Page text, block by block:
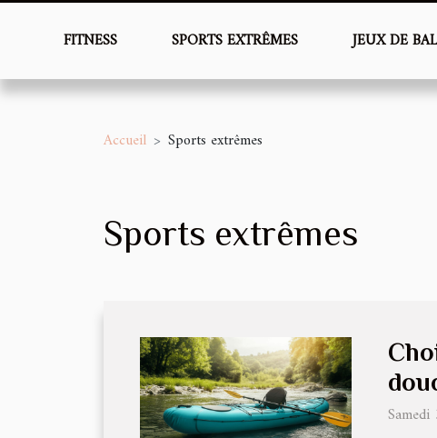
FITNESS SPORTS EXTRÊMES JEUX DE
Accueil Sports extrêmes
Sports extrêmes